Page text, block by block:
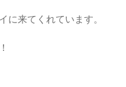
に来てくれています。